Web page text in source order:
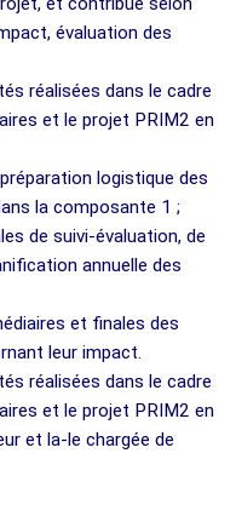
évaluation des
réalisées dans le cadre
et le projet PRIM2 en
logistique des
la composante 1 ;
de suivi-évaluation, de
annuelle des
et finales des
leur impact.
réalisées dans le cadre
et le projet PRIM2 en
et la-le chargée de